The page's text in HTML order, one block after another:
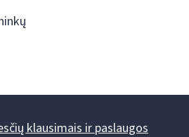
klausimais ir paslaugos